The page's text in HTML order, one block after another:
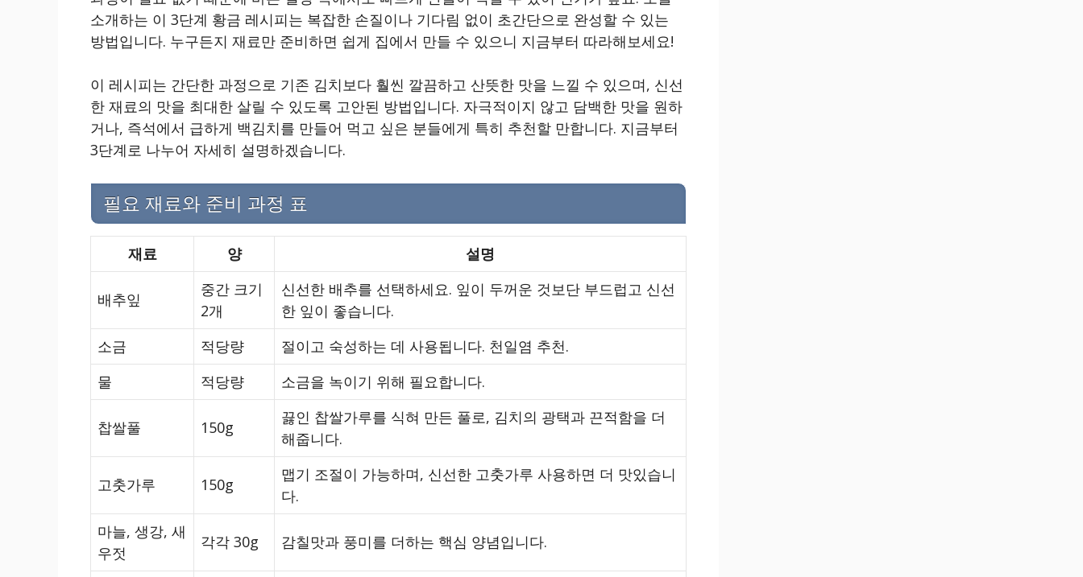
소개하는 이 3단계 황금 레시피는 복잡한 손질이나 기다림 없이 초간단으로 완성할 수 있는
방법입니다. 누구든지 재료만 준비하면 쉽게 집에서 만들 수 있으니 지금부터 따라해보세요!
이 레시피는 간단한 과정으로 기존 김치보다 훨씬 깔끔하고 산뜻한 맛을 느낄 수 있으며, 신선
한 재료의 맛을 최대한 살릴 수 있도록 고안된 방법입니다. 자극적이지 않고 담백한 맛을 원하
거나, 즉석에서 급하게 백김치를 만들어 먹고 싶은 분들에게 특히 추천할 만합니다. 지금부터
3단계로 나누어 자세히 설명하겠습니다.
필요 재료와 준비 과정 표
재료 양 설명
배추잎
중간 크기
2개
신선한 배추를 선택하세요. 잎이 두꺼운 것보단 부드럽고 신선
한 잎이 좋습니다.
소금
적당량
절이고 숙성하는 데 사용됩니다. 천일염 추천.
물
적당량 소금을 녹이기 위해 필요합니다.
찹쌀풀 150g
끓인 찹쌀가루를 식혀 만든 풀로, 김치의 광택과 끈적함을 더
해줍니다.
고춧가루 150g
맵기 조절이 가능하며, 신선한 고춧가루 사용하면 더 맛있습니
다.
마늘, 생강, 새
우젓
각각 30g 감칠맛과 풍미를 더하는 핵심 양념입니다.